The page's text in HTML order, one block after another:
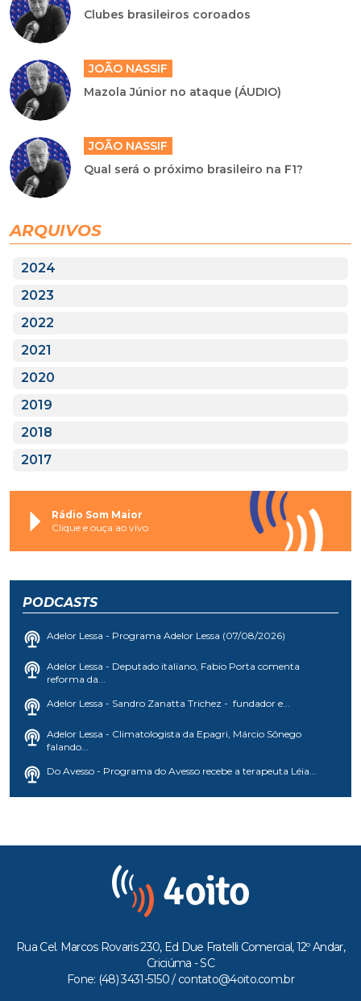
Clubes brasileiros coroados
JOÃO NASSIF
Mazola Júnior no ataque (ÁUDIO)
JOÃO NASSIF
Qual será o próximo brasileiro na F1?
ARQUIVOS
2024
2023
2022
2021
2020
2019
2018
2017
Rádio Som Maior
Clique e ouça ao vivo
PODCASTS
Adelor Lessa - Programa Adelor Lessa (07/08/2026)
Adelor Lessa - Deputado italiano, Fabio Porta comenta
reforma da...
Adelor Lessa - Sandro Zanatta Trichez - fundador e...
Adelor Lessa - Climatologista da Epagri, Márcio Sônego
falando...
Do Avesso - Programa do Avesso recebe a terapeuta Léia...
Rua Cel. Marcos Rovaris 230, Ed Due Fratelli Comercial, 12º Andar,
Criciúma - SC
Fone: (48) 3431-5150 / contato@4oito.com.br